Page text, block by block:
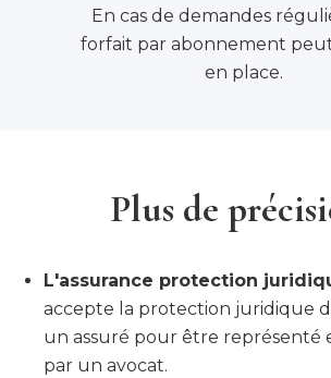
En cas de demandes
forfait par abonnement
en place.
Plus de
L'assurance protection
accepte la protection juridique
un assuré pour être représenté
par un avocat.